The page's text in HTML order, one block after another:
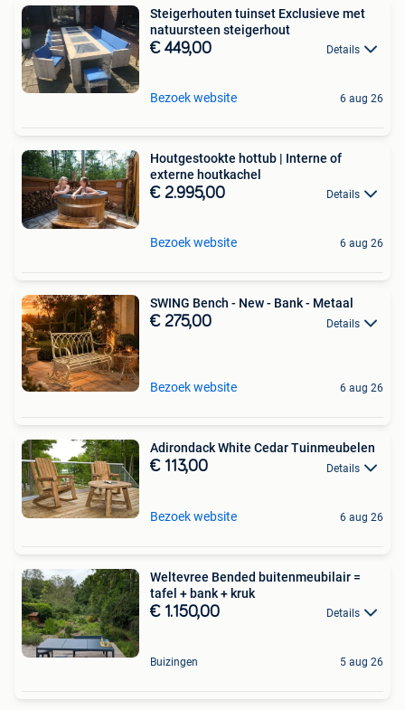
Steigerhouten tuinset Exclusieve met
natuursteen steigerhout
€ 449,00 Details
Bezoek website 6 aug 26
Houtgestookte hottub | Interne of
externe houtkachel
€ 2.995,00 Details
Bezoek website 6 aug 26
SWING Bench - New - Bank - Metaal
€ 275,00 Details
Bezoek website 6 aug 26
Adirondack White Cedar Tuinmeubelen
€ 113,00 Details
Bezoek website 6 aug 26
Weltevree Bended buitenmeubilair =
tafel + bank + kruk
€ 1.150,00 Details
Buizingen 5 aug 26